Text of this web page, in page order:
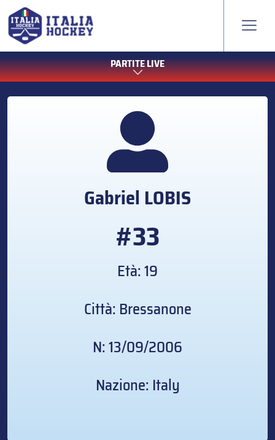
PARTITE LIVE
Gabriel LOBIS
#33
Età: 19
Città: Bressanone
N: 13/09/2006
Nazione: Italy